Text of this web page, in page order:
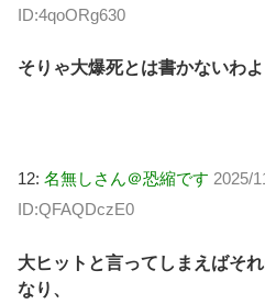
ID:4qoORg630
そりゃ大爆死とは書かないわよ
12: 名無しさん＠恐縮です 2025/
ID:QFAQDczE0
大ヒットと言ってしまえばそ
なり、